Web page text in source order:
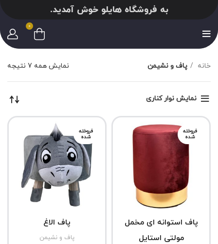
به فروشگاه هایلو خوش آمدید.
0
خانه پاف و نشیمن نمایش همه 7 نتیجه
نمایش نوار کناری
فروخته
شده
پاف استوانه ای مخمل
مولتی استایل
فروخته
شده
پاف الاغ
پاف و نشیمن